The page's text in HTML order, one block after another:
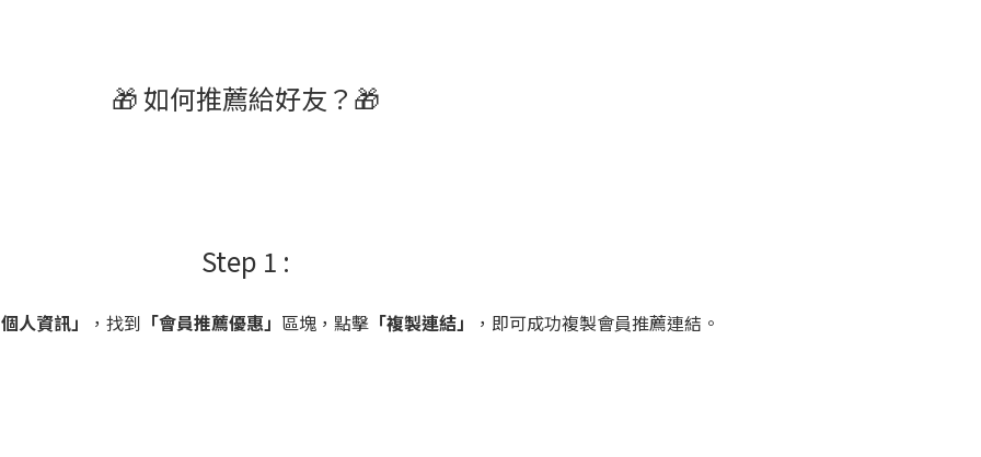
🎁 如何推薦給好友？🎁
Step 1 :
人資訊」 ，找到 「會員推薦優惠」 區塊，點擊 「複製連結」 ，即可成功複製會員推薦連結。